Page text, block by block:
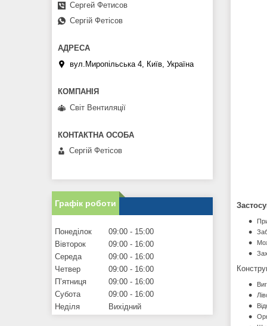
Сергей Фетисов
Сергій Фетісов
вул.Миропільська 4, Київ, Україна
Світ Вентиляції
Сергій Фетісов
Графік роботи
Понеділок 09:00
15:00
Вівторок
09:00
16:00
Середа
09:00
16:00
Четвер
09:00
16:00
Пʼятниця
09:00
16:00
Субота
09:00
16:00
Неділя
Вихідний